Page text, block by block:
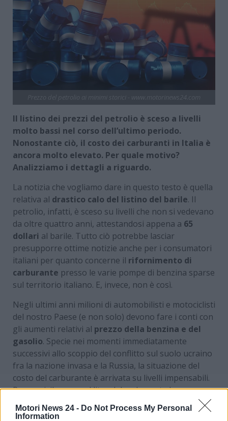
Motori News 24 - Do Not Process My Personal
Information
Il listino dei prezzi del petrolio è sceso a livelli
molto bassi nel corso dell’ultimo periodo.
Nonostante ciò, il costo dei carburanti in Italia è
ancora molto elevato. Per quale motivo?
Analizziamo i dettagli a riguardo.
La notizia che vogliamo dare in questo testo è quella
relativa al drastico calo del listino del barile. Il
petrolio, infatti, è sceso su livelli che non si vedevano
da oltre quattro anni, attestandosi appena a 65
dollari al barile. Tutto ciò potrebbe lasciar
presupporre ottime notizie anche per i consumatori
italiani per quanto concerne il rifornimento di
carburante presso le varie pompe di benzina sparse
sul territorio italiano. E, invece, non è così.
Negli ultimi anni milioni di automobilisti e motociclisti
del nostro Paese (e non solo) devono fare i conti con
gli aumenti relativi al prezzo della benzina e del
gasolio. Specie nei momenti immediatamente
successivi allo scoppio del conflitto sul suolo ucraino
fra la nazione invasa e la Russia, la situazione del
costo del carburante è arrivata su livelli impensabili.
Per mesi, il prezzo al litro del carburante ha
superato di gran lungo i 2 euro al litro. Solamente
alcuni aiuti del Governo italiano hanno permesso di